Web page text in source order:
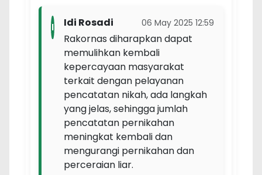
I Idi Rosadi 06 May 2025 12:59
Rakornas diharapkan dapat
memulihkan kembali
kepercayaan masyarakat
terkait dengan pelayanan
pencatatan nikah, ada langkah
yang jelas, sehingga jumlah
pencatatan pernikahan
meningkat kembali dan
mengurangi pernikahan dan
perceraian liar.